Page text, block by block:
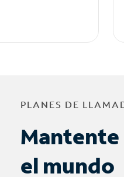
PLANES DE
el mundo